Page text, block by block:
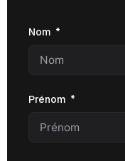
Nom
Prénom